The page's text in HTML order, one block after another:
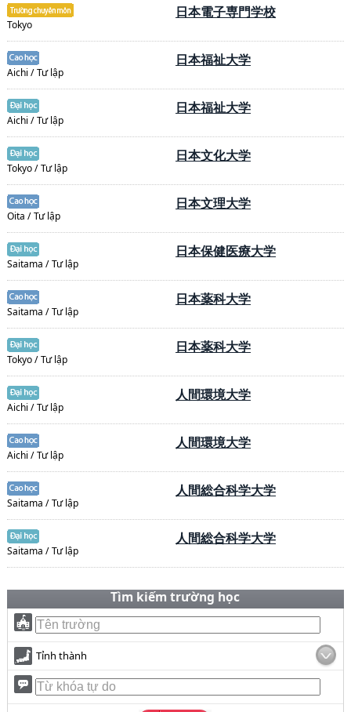
Tokyo
日本電子専門学校
Aichi / Tư lập
日本福祉大学
Aichi / Tư lập
日本福祉大学
Tokyo / Tư lập
日本文化大学
Oita / Tư lập
日本文理大学
Saitama / Tư lập
日本保健医療大学
Saitama / Tư lập
日本薬科大学
Tokyo / Tư lập
日本薬科大学
Aichi / Tư lập
人間環境大学
Aichi / Tư lập
人間環境大学
Saitama / Tư lập
人間総合科学大学
Saitama / Tư lập
人間総合科学大学
Tìm kiếm trường học
Tỉnh thành